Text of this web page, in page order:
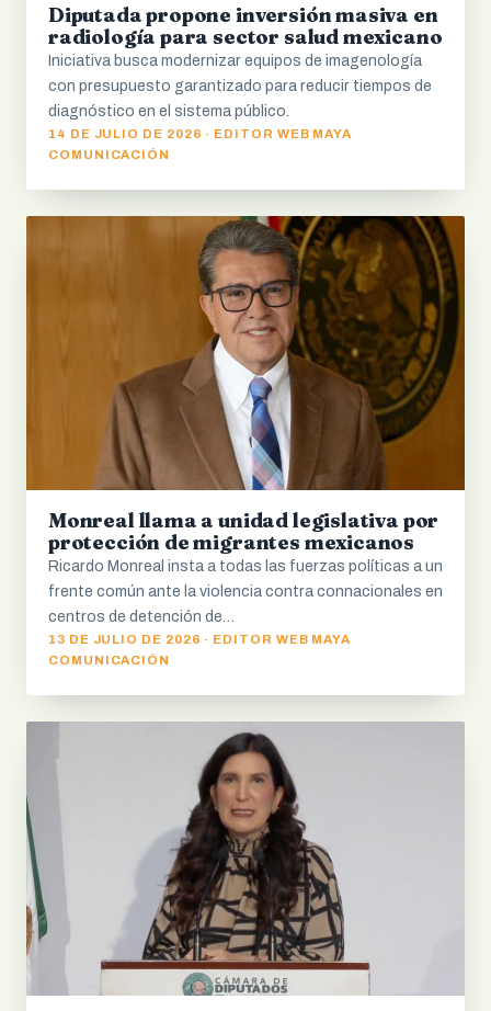
Diputada propone inversión masiva en
radiología para sector salud mexicano
Iniciativa busca modernizar equipos de imagenología
con presupuesto garantizado para reducir tiempos de
diagnóstico en el sistema público.
14 DE JULIO DE 2026 · EDITOR WEB MAYA
COMUNICACIÓN
Monreal llama a unidad legislativa por
protección de migrantes mexicanos
Ricardo Monreal insta a todas las fuerzas políticas a un
frente común ante la violencia contra connacionales en
centros de detención de…
13 DE JULIO DE 2026 · EDITOR WEB MAYA
COMUNICACIÓN